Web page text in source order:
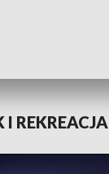
REKREACJA